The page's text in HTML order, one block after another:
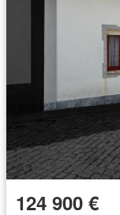
124 900 €